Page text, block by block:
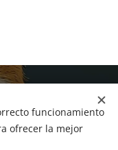
funcionamiento
ofrecer la mejor